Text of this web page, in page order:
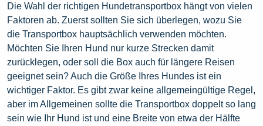
Die Wahl der richtigen Hundetransportbox hängt von vielen
Faktoren ab. Zuerst sollten Sie sich überlegen, wozu Sie
die Transportbox hauptsächlich verwenden möchten.
Möchten Sie Ihren Hund nur kurze Strecken damit
zurücklegen, oder soll die Box auch für längere Reisen
geeignet sein? Auch die Größe Ihres Hundes ist ein
wichtiger Faktor. Es gibt zwar keine allgemeingültige Regel,
aber im Allgemeinen sollte die Transportbox doppelt so lang
sein wie Ihr Hund ist und eine Breite von etwa der Hälfte